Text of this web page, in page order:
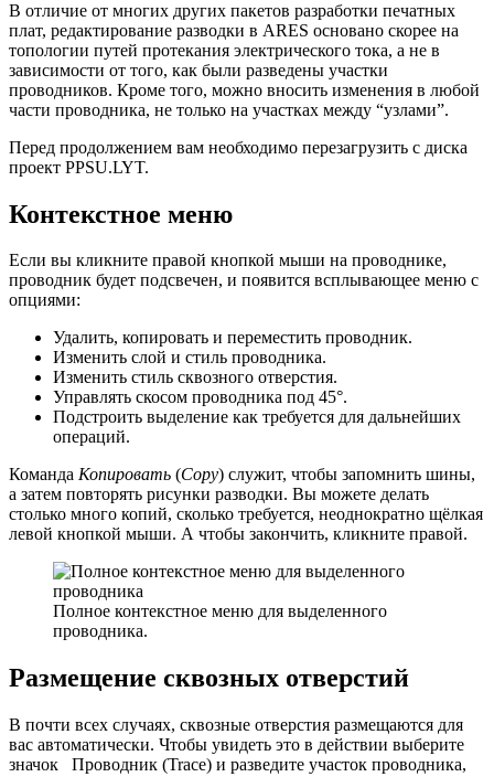
В отличие от многих других пакетов разработки печатных
плат, редактирование разводки в ARES основано скорее на
топологии путей протекания электрического тока, а не в
зависимости от того, как были разведены участки
проводников. Кроме того, можно вносить изменения в любой
части проводника, не только на участках между “узлами”.
Перед продолжением вам необходимо перезагрузить с диска
проект PPSU.LYT.
Контекстное меню
Если вы кликните правой кнопкой мыши на проводнике,
проводник будет подсвечен, и появится всплывающее меню с
опциями:
Удалить, копировать и переместить проводник.
Изменить слой и стиль проводника.
Изменить стиль сквозного отверстия.
Управлять скосом проводника под 45°.
Подстроить выделение как требуется для дальнейших
операций.
Команда Копировать (Copy) служит, чтобы запомнить шины,
а затем повторять рисунки разводки. Вы можете делать
столько много копий, сколько требуется, неоднократно щёлкая
левой кнопкой мыши. А чтобы закончить, кликните правой.
Полное контекстное меню для выделенного
проводника.
Размещение сквозных отверстий
В почти всех случаях, сквозные отверстия размещаются для
вас автоматически. Чтобы увидеть это в действии выберите
значок
Проводник (Trace) и разведите участок проводника,